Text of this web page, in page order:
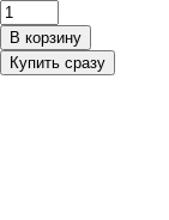
В корзину
Купить сразу